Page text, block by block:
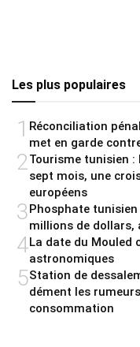
Les plus populaires
1 Réconciliation
met en garde
2 Tourisme tunisien :
sept mois, une
européens
3Phosphate
millions de dollars,
4La date du Mouled
astronomiques
5Station de
dément les
consommation